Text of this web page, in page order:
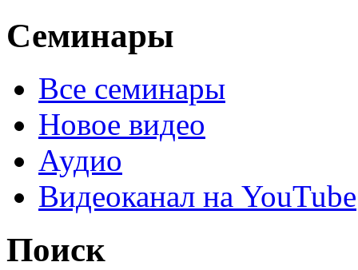
Семинары
Все семинары
Новое видео
Аудио
Видеоканал на YouTube
Поиск